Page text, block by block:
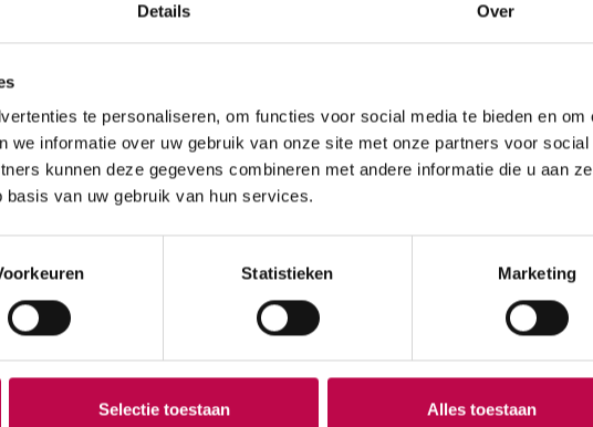
Details Over
te personaliseren, om functies voor social media te bieden en om
we informatie over uw gebruik van onze site met onze partners voor social
kunnen deze gegevens combineren met andere informatie die u aan
van uw gebruik van hun services.
Statistieken Marketing
Selectie toestaan Alles toestaan
om content en advertenties te personaliseren, om functies voor
uw gebruik van onze site met onze partners voor social media,
die u aan ze heeft verstrekt of die ze hebben verzameld op basis
gebruikt om gebruikerservaringen efficiënter te maken.
ze strikt noodzakelijk zijn voor het gebruik van de site. Voor alle
Sommige cookies worden geplaatst door diensten van derden die op